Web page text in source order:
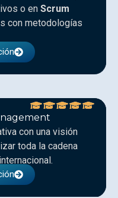
o en Scrum
con metodologías
con una visión
toda la cadena